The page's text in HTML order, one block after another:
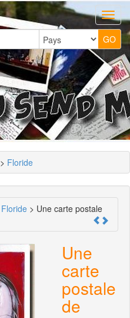
> Floride
Floride > Une carte postale
Une
carte
postale
de